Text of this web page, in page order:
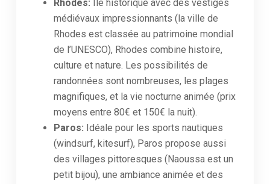
Rhodes: Île historique avec des vestiges
médiévaux impressionnants (la ville de
Rhodes est classée au patrimoine mondial
de l’UNESCO), Rhodes combine histoire,
culture et nature. Les possibilités de
randonnées sont nombreuses, les plages
magnifiques, et la vie nocturne animée (prix
moyens entre 80€ et 150€ la nuit).
Paros: Idéale pour les sports nautiques
(windsurf, kitesurf), Paros propose aussi
des villages pittoresques (Naoussa est un
petit bijou), une ambiance animée et des